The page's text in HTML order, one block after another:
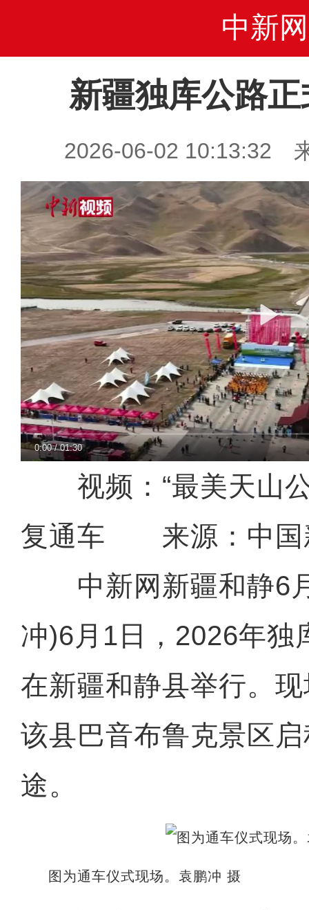
中新网
新疆独库公路
2026-06-02 10:13:32
0:00/01:30
视频：“最美天山
复通车
来源：中
中新网新疆和静6
冲)6月1日，2026年独
在新疆和静县举行。
该县巴音布鲁克景区
途。
图为通车仪式现场。袁鹏冲 摄